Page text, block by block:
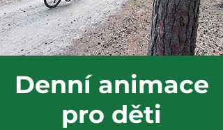
Denní animace
pro děti